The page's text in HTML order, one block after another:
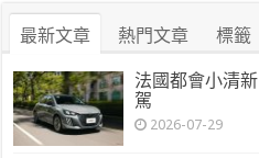
最新文章 熱門文章 標籤
法國都會小清
駕
2026-07-29